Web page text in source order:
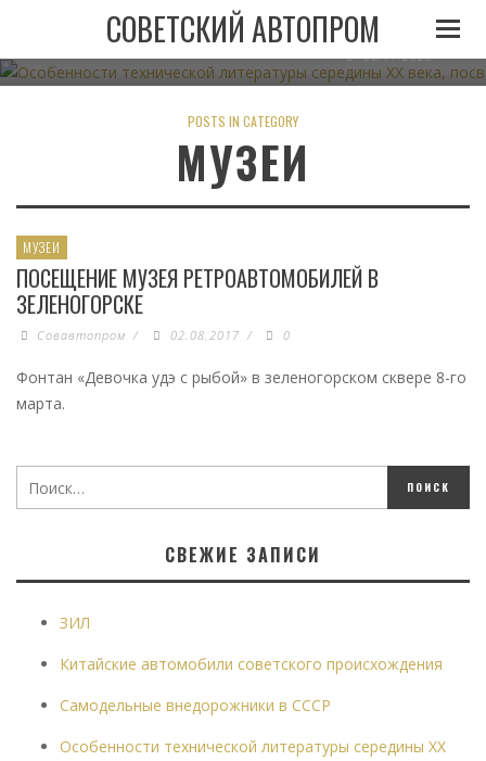
СОВЕТСКИЙ АВТОПРОМ
ОСОБЕННОСТИ ТЕХНИЧЕСКОЙ ЛИТЕРАТУРЫ
АВТОМОБИЛЬНОМУ
06.11.2023
POSTS IN CATEGORY
МУЗЕИ
МУЗЕИ
ПОСЕЩЕНИЕ МУЗЕЯ РЕТРОАВТОМОБИЛЕЙ В
ЗЕЛЕНОГОРСКЕ
Совавтопром / 02.08.2017 / 0
Фонтан «Девочка удэ с рыбой» в зеленогорском сквере 8-го
марта.
СВЕЖИЕ ЗАПИСИ
ЗИЛ
Китайские автомобили советского происхождения
Самодельные внедорожники в СССР
Особенности технической литературы середины XX